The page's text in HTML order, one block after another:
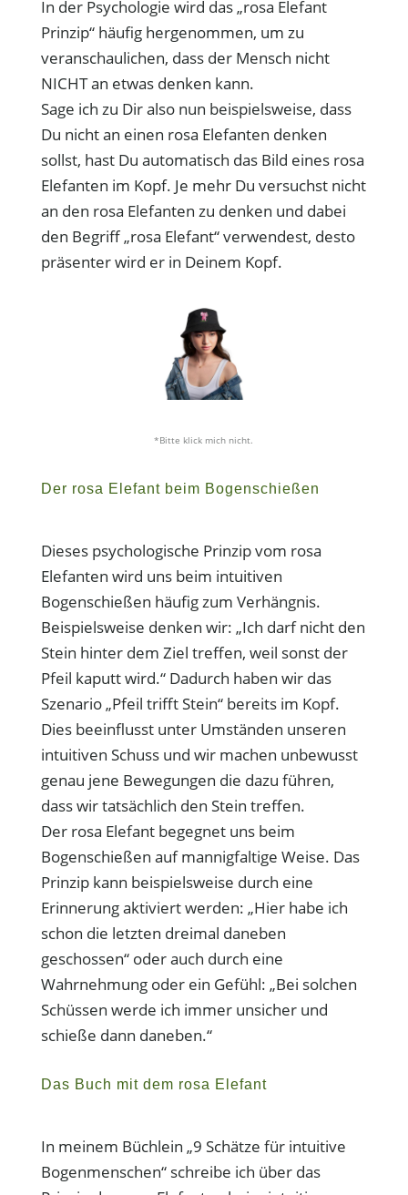
In der Psychologie wird das „rosa Elefant
Prinzip“ häufig hergenommen, um zu
veranschaulichen, dass der Mensch nicht
NICHT an etwas denken kann.
Sage ich zu Dir also nun beispielsweise, dass
Du nicht an einen rosa Elefanten denken
sollst, hast Du automatisch das Bild eines rosa
Elefanten im Kopf. Je mehr Du versuchst nicht
an den rosa Elefanten zu denken und dabei
den Begriff „rosa Elefant“ verwendest, desto
präsenter wird er in Deinem Kopf.
*Bitte klick mich nicht.
Der rosa Elefant beim Bogenschießen
Dieses psychologische Prinzip vom rosa
Elefanten wird uns beim intuitiven
Bogenschießen häufig zum Verhängnis.
Beispielsweise denken wir: „Ich darf nicht den
Stein hinter dem Ziel treffen, weil sonst der
Pfeil kaputt wird.“ Dadurch haben wir das
Szenario „Pfeil trifft Stein“ bereits im Kopf.
Dies beeinflusst unter Umständen unseren
intuitiven Schuss und wir machen unbewusst
genau jene Bewegungen die dazu führen,
dass wir tatsächlich den Stein treffen.
Der rosa Elefant begegnet uns beim
Bogenschießen auf mannigfaltige Weise. Das
Prinzip kann beispielsweise durch eine
Erinnerung aktiviert werden: „Hier habe ich
schon die letzten dreimal daneben
geschossen“ oder auch durch eine
Wahrnehmung oder ein Gefühl: „Bei solchen
Schüssen werde ich immer unsicher und
schieße dann daneben.“
Das Buch mit dem rosa Elefant
In meinem Büchlein „9 Schätze für intuitive
Bogenmenschen“ schreibe ich über das